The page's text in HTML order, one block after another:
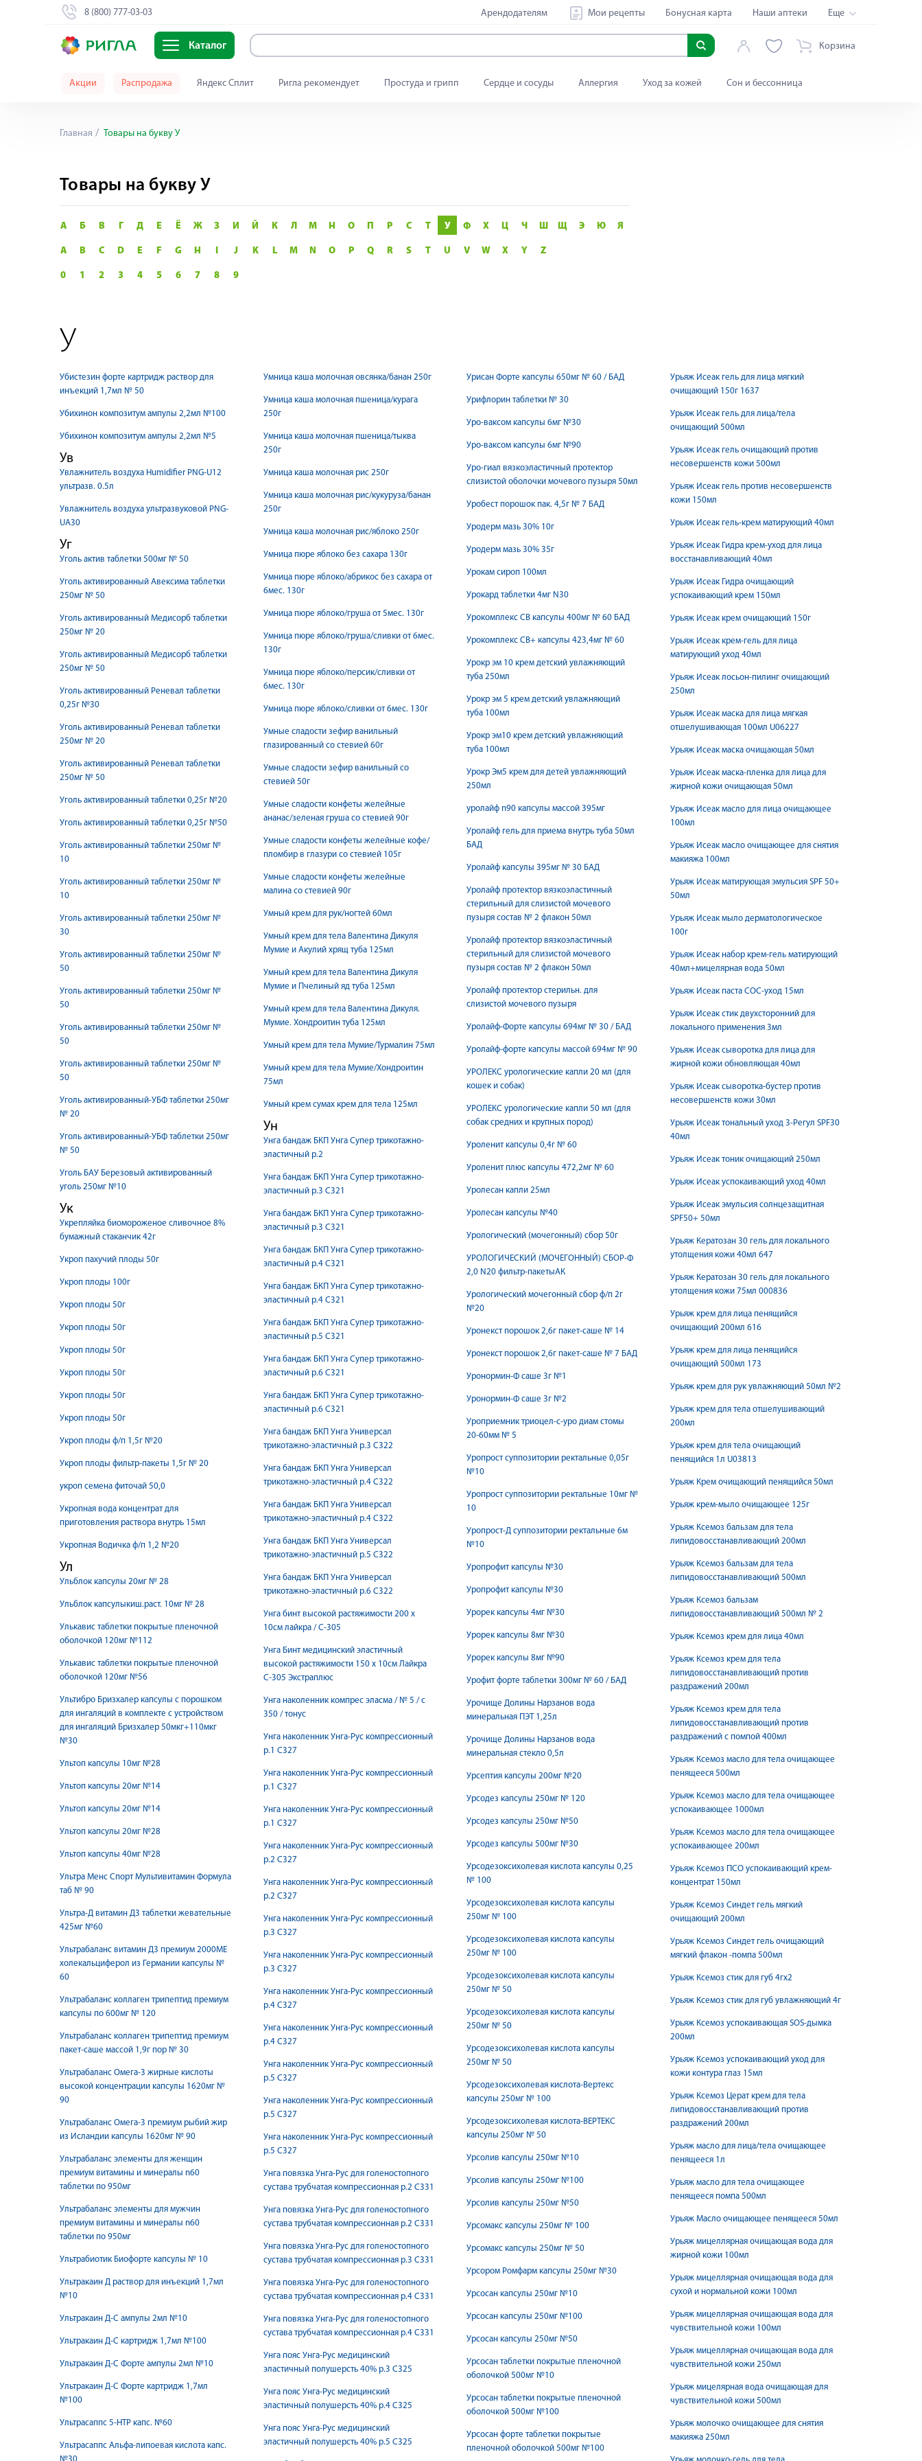
8 (800) 777-03-03 Арендодателям Мои рецепты Бонусная карта Наши аптеки Еще
Каталог Корзина
Акции Распродажа Яндекс Сплит Ригла рекомендует Простуда и грипп Сердце и сосуды Аллергия Уход за кожей Сон и бессонница
Главная Товары на букву У
Товары на букву У
А Б В Г Д Е Ё Ж З И Й К Л М Н О П Р С Т У Ф Х Ц Ч Ш Щ Э Ю Я
A B C D E F G H I J K L M N O P Q R S T U V W X Y Z
0 1 2 3 4 5 6 7 8 9
У
Убистезин форте картридж раствор для
инъекций 1,7мл № 50
Убихинон композитум ампулы 2,2мл №100
Убихинон композитум ампулы 2,2мл №5
Ув
Увлажнитель воздуха Humidifier PNG-U12
ультразв. 0.5л
Увлажнитель воздуха ультразвуковой PNG-
UA30
Уг
Уголь актив таблетки 500мг № 50
Уголь активированный Авексима таблетки
250мг № 50
Уголь активированный Медисорб таблетки
250мг № 20
Уголь активированный Медисорб таблетки
250мг № 50
Уголь активированный Реневал таблетки
0,25г №30
Уголь активированный Реневал таблетки
250мг № 20
Уголь активированный Реневал таблетки
250мг № 50
Уголь активированный таблетки 0,25г №20
Уголь активированный таблетки 0,25г №50
Уголь активированный таблетки 250мг №
10
Уголь активированный таблетки 250мг №
10
Уголь активированный таблетки 250мг №
30
Уголь активированный таблетки 250мг №
50
Уголь активированный таблетки 250мг №
50
Уголь активированный таблетки 250мг №
50
Уголь активированный таблетки 250мг №
50
Уголь активированный-УБФ таблетки 250мг
№ 20
Уголь активированный-УБФ таблетки 250мг
№ 50
Уголь БАУ Березовый активированный
уголь 250мг №10
Ук
Укрепляйка биомороженое сливочное 8%
бумажный стаканчик 42г
Укроп пахучий плоды 50г
Укроп плоды 100г
Укроп плоды 50г
Укроп плоды 50г
Укроп плоды 50г
Укроп плоды 50г
Укроп плоды 50г
Укроп плоды 50г
Укроп плоды ф/п 1,5г №20
Укроп плоды фильтр-пакеты 1,5г № 20
укроп семена фиточай 50,0
Укропная вода концентрат для
приготовления раствора внутрь 15мл
Укропная Водичка ф/п 1,2 №20
Ул
Ульблок капсулы 20мг № 28
Ульблок капсулыкиш.раст. 10мг № 28
Улькавис таблетки покрытые пленочной
оболочкой 120мг №112
Улькавис таблетки покрытые пленочной
оболочкой 120мг №56
Ультибро Бризхалер капсулы с порошком
для ингаляций в комплекте с устройством
для ингаляций Бризхалер 50мкг+110мкг
№30
Ультоп капсулы 10мг №28
Ультоп капсулы 20мг №14
Ультоп капсулы 20мг №14
Ультоп капсулы 20мг №28
Ультоп капсулы 40мг №28
Ультра Менс Спорт Мультивитамин Формула
таб № 90
Ультра-Д витамин Д3 таблетки жевательные
425мг №60
Ультрабаланс витамин Д3 премиум 2000МЕ
холекальциферол из Германии капсулы №
60
Ультрабаланс коллаген трипептид премиум
капсулы по 600мг № 120
Ультрабаланс коллаген трипептид премиум
пакет-саше массой 1,9г пор № 30
Ультрабаланс Омега-3 жирные кислоты
высокой концентрации капсулы 1620мг №
90
Ультрабаланс Омега-3 премиум рыбий жир
из Исландии капсулы 1620мг № 90
Ультрабаланс элементы для женщин
премиум витамины и минералы n60
таблетки по 950мг
Ультрабаланс элементы для мужчин
премиум витамины и минералы n60
таблетки по 950мг
Ультрабиотик Биофорте капсулы № 10
Ультракаин Д раствор для инъекций 1,7мл
№10
Ультракаин Д-С ампулы 2мл №10
Ультракаин Д-С картридж 1,7мл №100
Ультракаин Д-С Форте ампулы 2мл №10
Ультракаин Д-С Форте картридж 1,7мл
№100
Ультрасаппс 5-HTP капс. №60
Ультрасаппс Альфа-липоевая кислота капс.
Умница каша молочная овсянка/банан 250г
Умница каша молочная пшеница/курага
250г
Умница каша молочная пшеница/тыква
250г
Умница каша молочная рис 250г
Умница каша молочная рис/кукуруза/банан
250г
Умница каша молочная рис/яблоко 250г
Умница пюре яблоко без сахара 130г
Умница пюре яблоко/абрикос без сахара от
6мес. 130г
Умница пюре яблоко/груша от 5мес. 130г
Умница пюре яблоко/груша/сливки от 6мес.
130г
Умница пюре яблоко/персик/сливки от
6мес. 130г
Умница пюре яблоко/сливки от 6мес. 130г
Умные сладости зефир ванильный
глазированный со стевией 60г
Умные сладости зефир ванильный со
стевией 50г
Умные сладости конфеты желейные
ананас/зеленая груша со стевией 90г
Умные сладости конфеты желейные кофе/
пломбир в глазури со стевией 105г
Умные сладости конфеты желейные
малина со стевией 90г
Умный крем для рук/ногтей 60мл
Умный крем для тела Валентина Дикуля
Мумие и Акулий хрящ туба 125мл
Умный крем для тела Валентина Дикуля
Мумие и Пчелиный яд туба 125мл
Умный крем для тела Валентина Дикуля.
Мумие. Хондроитин туба 125мл
Умный крем для тела Мумие/Турмалин 75мл
Умный крем для тела Мумие/Хондроитин
75мл
Умный крем сумах крем для тела 125мл
Ун
Унга бандаж БКП Унгa Супер трикотажно-
эластичный р.2
Унга бандаж БКП Унгa Супер трикотажно-
эластичный р.3 С321
Унга бандаж БКП Унгa Супер трикотажно-
эластичный р.3 С321
Унга бандаж БКП Унгa Супер трикотажно-
эластичный р.4 С321
Унга бандаж БКП Унгa Супер трикотажно-
эластичный р.4 С321
Унга бандаж БКП Унгa Супер трикотажно-
эластичный р.5 С321
Унга бандаж БКП Унгa Супер трикотажно-
эластичный р.6 С321
Унга бандаж БКП Унгa Супер трикотажно-
эластичный р.6 С321
Унга бандаж БКП Унгa Универсал
трикотажно-эластичный р.3 С322
Унга бандаж БКП Унгa Универсал
трикотажно-эластичный р.4 С322
Унга бандаж БКП Унгa Универсал
трикотажно-эластичный р.4 С322
Унга бандаж БКП Унгa Универсал
трикотажно-эластичный р.5 С322
Унга бандаж БКП Унгa Универсал
трикотажно-эластичный р.6 С322
Унга бинт высокой растяжимости 200 х
10см лайкра / С-305
Унга Бинт медицинский эластичный
высокой растяжимости 150 х 10см Лайкра
С-305 Экстраплюс
Унга наколенник компрес эласма / № 5 / с
350 / тонус
Унга наколенник Унгa-Рус компрессионный
р.1 С327
Унга наколенник Унгa-Рус компрессионный
р.1 С327
Унга наколенник Унгa-Рус компрессионный
р.1 С327
Унга наколенник Унгa-Рус компрессионный
р.2 C327
Унга наколенник Унгa-Рус компрессионный
р.2 С327
Унга наколенник Унгa-Рус компрессионный
р.3 С327
Унга наколенник Унгa-Рус компрессионный
р.3 С327
Унга наколенник Унгa-Рус компрессионный
р.4 С327
Унга наколенник Унгa-Рус компрессионный
р.4 С327
Унга наколенник Унгa-Рус компрессионный
р.5 C327
Унга наколенник Унгa-Рус компрессионный
р.5 С327
Унга наколенник Унгa-Рус компрессионный
р.5 С327
Унга повязка Унгa-Рус для голеностопного
сустава трубчатая компрессионная р.2 С331
Унга повязка Унгa-Рус для голеностопного
сустава трубчатая компрессионная р.2 С331
Унга повязка Унгa-Рус для голеностопного
сустава трубчатая компрессионная р.3 С331
Унга повязка Унгa-Рус для голеностопного
сустава трубчатая компрессионная р.4 С331
Унга повязка Унгa-Рус для голеностопного
сустава трубчатая компрессионная р.4 С331
Унга пояс Унгa-Рус медицинский
эластичный полушерсть 40% р.3 C325
Унга пояс Унгa-Рус медицинский
эластичный полушерсть 40% р.4 C325
Унга пояс Унгa-Рус медицинский
эластичный полушерсть 40% р.5 C325
Урисан Форте капсулы 650мг № 60 / БАД
Урифлорин таблетки № 30
Уро-ваксом капсулы 6мг №30
Уро-ваксом капсулы 6мг №90
Уро-гиал вязкоэластичный протектор
слизистой оболочки мочевого пузыря 50мл
Уробест порошок пак. 4,5г № 7 БАД
Уродерм мазь 30% 10г
Уродерм мазь 30% 35г
Урокам сироп 100мл
Урокард таблетки 4мг N30
Урокомплекс СВ капсулы 400мг № 60 БАД
Урокомплекс СВ+ капсулы 423,4мг № 60
Урокр эм 10 крем детский увлажняющий
туба 250мл
Урокр эм 5 крем детский увлажняющий
туба 100мл
Урокр эм10 крем детский увлажняющий
туба 100мл
Урокр Эм5 крем для детей увлажняющий
250мл
уролайф n90 капсулы массой 395мг
Уролайф гель для приема внутрь туба 50мл
БАД
Уролайф капсулы 395мг № 30 БАД
Уролайф протектор вязкоэластичный
стерильный для слизистой мочевого
пузыря состав № 2 флакон 50мл
Уролайф протектор вязкоэластичный
стерильный для слизистой мочевого
пузыря состав № 2 флакон 50мл
Уролайф протектор стерильн. для
слизистой мочевого пузыря
Уролайф-Форте капсулы 694мг № 30 / БАД
Уролайф-форте капсулы массой 694мг № 90
УРОЛЕКС урологические капли 20 мл (для
кошек и собак)
УРОЛЕКС урологические капли 50 мл (для
собак средних и крупных пород)
Уроленит капсулы 0,4г № 60
Уроленит плюс капсулы 472,2мг № 60
Уролесан капли 25мл
Уролесан капсулы №40
Урологический (мочегонный) сбор 50г
УРОЛОГИЧЕСКИЙ (МОЧЕГОННЫЙ) СБОР-Ф
2,0 N20 фильтр-пакетыАК
Урологический мочегонный сбор ф/п 2г
№20
Уронекст порошок 2,6г пакет-саше № 14
Уронекст порошок 2,6г пакет-саше № 7 БАД
Уронормин-Ф саше 3г №1
Уронормин-Ф саше 3г №2
Уроприемник триоцел-с-уро диам стомы
20-60мм № 5
Уропрост суппозитории ректальные 0,05г
№10
Уропрост суппозитории ректальные 10мг №
10
Уропрост-Д суппозитории ректальные 6м
№10
Уропрофит капсулы №30
Уропрофит капсулы №30
Урорек капсулы 4мг №30
Урорек капсулы 8мг №30
Урорек капсулы 8мг №90
Урофит форте таблетки 300мг № 60 / БАД
Урочище Долины Нарзанов вода
минеральная ПЭТ 1,25л
Урочище Долины Нарзанов вода
минеральная стекло 0,5л
Урсептия капсулы 200мг №20
Урсодез капсулы 250мг № 120
Урсодез капсулы 250мг №50
Урсодез капсулы 500мг №30
Урсодезоксихолевая кислота капсулы 0,25
№ 100
Урсодезоксихолевая кислота капсулы
250мг № 100
Урсодезоксихолевая кислота капсулы
250мг № 100
Урсодезоксихолевая кислота капсулы
250мг № 50
Урсодезоксихолевая кислота капсулы
250мг № 50
Урсодезоксихолевая кислота капсулы
250мг № 50
Урсодезоксихолевая кислота-Вертекс
капсулы 250мг № 100
Урсодезоксихолевая кислота-ВЕРТЕКС
капсулы 250мг № 50
Урсолив капсулы 250мг №10
Урсолив капсулы 250мг №100
Урсолив капсулы 250мг №50
Урсомакс капсулы 250мг № 100
Урсомакс капсулы 250мг № 50
Урсором Ромфарм капсулы 250мг №30
Урсосан капсулы 250мг №10
Урсосан капсулы 250мг №100
Урсосан капсулы 250мг №50
Урсосан таблетки покрытые пленочной
оболочкой 500мг №10
Урсосан таблетки покрытые пленочной
оболочкой 500мг №100
Урсосан форте таблетки покрытые
пленочной оболочкой 500мг №100
Урьяж Исеак гель для лица мягкий
очищающий 150г 1637
Урьяж Исеак гель для лица/тела
очищающий 500мл
Урьяж Исеак гель очищающий против
несовершенств кожи 500мл
Урьяж Исеак гель против несовершенств
кожи 150мл
Урьяж Исеак гель-крем матирующий 40мл
Урьяж Исеак Гидра крем-уход для лица
восстанавливающий 40мл
Урьяж Исеак Гидра очищающий
успокаивающий крем 150мл
Урьяж Исеак крем очищающий 150г
Урьяж Исеак крем-гель для лица
матирующий уход 40мл
Урьяж Исеак лосьон-пилинг очищающий
250мл
Урьяж Исеак маска для лица мягкая
отшелушивающая 100мл U06227
Урьяж Исеак маска очищающая 50мл
Урьяж Исеак маска-пленка для лица для
жирной кожи очищающая 50мл
Урьяж Исеак масло для лица очищающее
100мл
Урьяж Исеак масло очищающее для снятия
макияжа 100мл
Урьяж Исеак матирующая эмульсия SPF 50+
50мл
Урьяж Исеак мыло дерматологическое
100г
Урьяж Исеак набор крем-гель матирующий
40мл+мицелярная вода 50мл
Урьяж Исеак паста СОС-уход 15мл
Урьяж Исеак стик двухсторонний для
локального применения 3мл
Урьяж Исеак сыворотка для лица для
жирной кожи обновляющая 40мл
Урьяж Исеак сыворотка-бустер против
несовершенств кожи 30мл
Урьяж Исеак тональный уход 3-Регул SPF30
40мл
Урьяж Исеак тоник очищающий 250мл
Урьяж Исеак успокаивающий уход 40мл
Урьяж Исеак эмульсия солнцезащитная
SPF50+ 50мл
Урьяж Кератозан 30 гель для локального
утолщения кожи 40мл 647
Урьяж Кератозан 30 гель для локального
утолщения кожи 75мл 000836
Урьяж крем для лица пенящийся
очищающий 200мл 616
Урьяж крем для лица пенящийся
очищающий 500мл 173
Урьяж крем для рук увлажняющий 50мл №2
Урьяж крем для тела отшелушивающий
200мл
Урьяж крем для тела очищающий
пенящийся 1л U03813
Урьяж Крем очищающий пенящийся 50мл
Урьяж крем-мыло очищающее 125г
Урьяж Ксемоз бальзам для тела
липидовосстанавливающий 200мл
Урьяж Ксемоз бальзам для тела
липидовосстанавливающий 500мл
Урьяж Ксемоз бальзам
липидовосстанавливающий 500мл № 2
Урьяж Ксемоз крем для лица 40мл
Урьяж Ксемоз крем для тела
липидовосстанавливающий против
раздражений 200мл
Урьяж Ксемоз крем для тела
липидовосстанавливающий против
раздражений с помпой 400мл
Урьяж Ксемоз масло для тела очищающее
пенящееся 500мл
Урьяж Ксемоз масло для тела очищающее
успокаивающее 1000мл
Урьяж Ксемоз масло для тела очищающее
успокаивающее 200мл
Урьяж Ксемоз ПСО успокаивающий крем-
концентрат 150мл
Урьяж Ксемоз Синдет гель мягкий
очищающий 200мл
Урьяж Ксемоз Синдет гель очищающий
мягкий флакон -помпа 500мл
Урьяж Ксемоз стик для губ 4гх2
Урьяж Ксемоз стик для губ увлажняющий 4г
Урьяж Ксемоз успокаивающая SOS-дымка
200мл
Урьяж Ксемоз успокаивающий уход для
кожи контура глаз 15мл
Урьяж Ксемоз Церат крем для тела
липидовосстанавливающий против
раздражений 200мл
Урьяж масло для лица/тела очищающее
пенящееся 1л
Урьяж масло для тела очищающее
пенящееся помпа 500мл
Урьяж Масло очищающее пенящееся 50мл
Урьяж мицеллярная очищающая вода для
жирной кожи 100мл
Урьяж мицеллярная очищающая вода для
сухой и нормальной кожи 100мл
Урьяж мицеллярная очищающая вода для
чувствительной кожи 100мл
Урьяж мицеллярная очищающая вода для
чувствительной кожи 250мл
Урьяж мицелярная вода очищающая для
чувствительной кожи 500мл
Урьяж молочко очищающее для снятия
макияжа 250мл